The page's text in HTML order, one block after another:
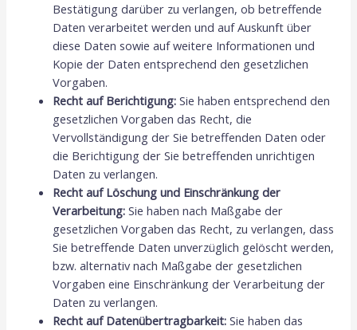
Bestätigung darüber zu verlangen, ob betreffende
Daten verarbeitet werden und auf Auskunft über
diese Daten sowie auf weitere Informationen und
Kopie der Daten entsprechend den gesetzlichen
Vorgaben.
Recht auf Berichtigung: Sie haben entsprechend den
gesetzlichen Vorgaben das Recht, die
Vervollständigung der Sie betreffenden Daten oder
die Berichtigung der Sie betreffenden unrichtigen
Daten zu verlangen.
Recht auf Löschung und Einschränkung der
Verarbeitung: Sie haben nach Maßgabe der
gesetzlichen Vorgaben das Recht, zu verlangen, dass
Sie betreffende Daten unverzüglich gelöscht werden,
bzw. alternativ nach Maßgabe der gesetzlichen
Vorgaben eine Einschränkung der Verarbeitung der
Daten zu verlangen.
Recht auf Datenübertragbarkeit: Sie haben das